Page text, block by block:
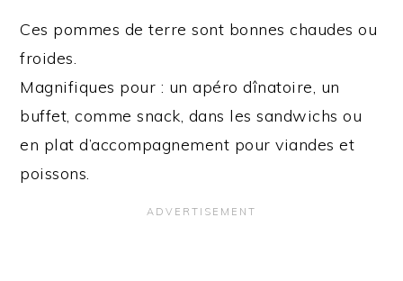
Ces pommes de terre sont bonnes chaudes ou
froides.
Magnifiques pour : un apéro dînatoire, un
buffet, comme snack, dans les sandwichs ou
en plat d’accompagnement pour viandes et
poissons.